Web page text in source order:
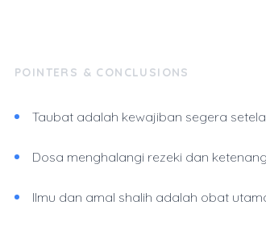
POINTERS & CONCLUSIONS
Taubat adalah kewajiban segera
Dosa menghalangi rezeki dan
Ilmu dan amal shalih adalah obat